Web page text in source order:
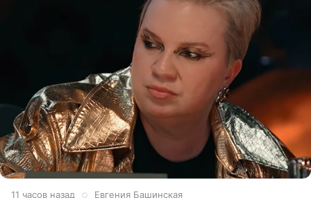
11 часов назад Евгения Башинская